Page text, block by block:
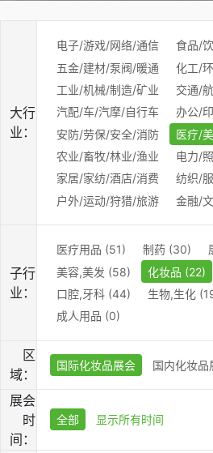
大行
业：
电子/游戏/网络/通信
食品/
五金/建材/泵阀/暖通
化工/
工业/机械/制造/矿业
交通/
汽配/车/汽摩/自行车
办公/
安防/劳保/安全/消防
医疗/
农业/畜牧/林业/渔业
电力/
家居/家纺/酒店/消费
纺织/
户外/运动/狩猎/旅游
金融/
子行
业：
医疗用品 (51) 制药 (30)
美容,美发 (58)
化妆品 (22)
口腔,牙科 (44)
生物,生化
成人用品 (0)
区
域：
国际化妆品展会 国内化妆品
展会
时
间：
全部 显示所有时间